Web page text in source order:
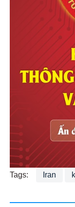
Tags: Iran